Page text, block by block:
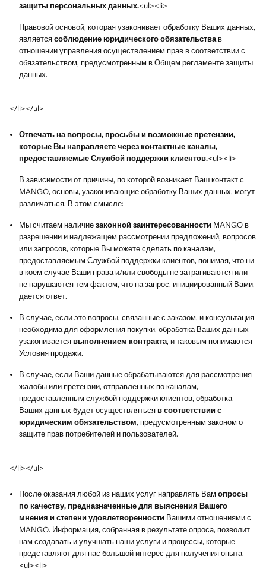
защиты персональных данных.<ul><li>
Правовой основой, которая узаконивает обработку Ваших данных,
являетсясоблюдение юридического обязательствав
отношении управления осуществлением прав в соответствии с
обязательством, предусмотренным в Общем регламенте защиты
данных.
</li></ul>
Отвечать на вопросы, просьбы и возможные претензии,
которые Вы направляете через контактные каналы,
предоставляемые Службой поддержки клиентов.<ul><li>
В зависимости от причины, по которой возникает Ваш контакт с
MANGO, основы, узаконивающие обработку Ваших данных, могут
различаться. В этом смысле:
Мы считаем наличиезаконной заинтересованности MANGO в
разрешении и надлежащем рассмотрении предложений, вопросов
или запросов, которые Вы можете сделать по каналам,
предоставляемым Службой поддержки клиентов, понимая, что ни
в коем случае Ваши права и/или свободы не затрагиваются или
не нарушаются тем фактом, что на запрос, инициированный Вами,
дается ответ.
В случае, если это вопросы, связанные с заказом, и консультация
необходима для оформления покупки, обработка Ваших данных
узаконивается выполнением контракта, и таковым понимаются
Условия продажи.
В случае, если Ваши данные обрабатываются для рассмотрения
жалобы или претензии, отправленных по каналам,
предоставленным службой поддержки клиентов, обработка
Ваших данных будет осуществляться в соответствии с
юридическим обязательством, предусмотренным законом о
защите прав потребителей и пользователей.
</li></ul>
После оказания любой из наших услуг направлять Вам опросы
по качеству, предназначенные для выяснения Вашего
мнения и степени удовлетворенности Вашими отношениями с
MANGO. Информация, собранная в результате опроса, позволит
нам создавать и улучшать наши услуги и процессы, которые
представляют для нас большой интерес для получения опыта.
<ul><li>